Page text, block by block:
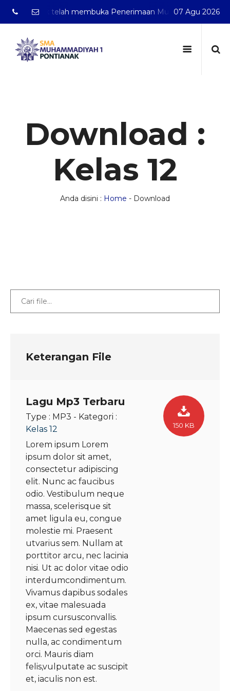
Pontianak telah membuka Penerimaan Murid Baru Tahun
07 Agu 2026
Download :
Kelas 12
Anda disini : Home - Download
Keterangan File
Lagu Mp3 Terbaru
Type : MP3 - Kategori :
Kelas 12
Lorem ipsum Lorem
ipsum dolor sit amet,
consectetur adipiscing
elit. Nunc ac faucibus
odio. Vestibulum neque
massa, scelerisque sit
amet ligula eu, congue
molestie mi. Praesent
utvarius sem. Nullam at
porttitor arcu, nec lacinia
nisi. Ut ac dolor vitae odio
interdumcondimentum.
Vivamus dapibus sodales
ex, vitae malesuada
ipsum cursusconvallis.
Maecenas sed egestas
nulla, ac condimentum
orci. Mauris diam
felis,vulputate ac suscipit
et, iaculis non est.
150 KB